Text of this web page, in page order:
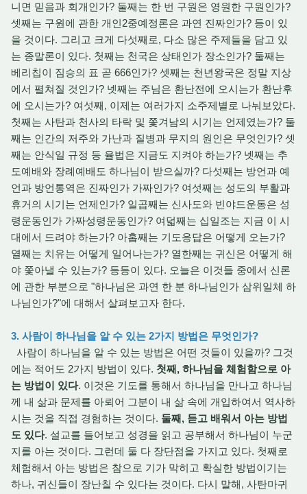
니면 믿음과 회개인가? 둘째는 한 번 구원은 영원한 구원인가?
셋째는 구원에 관한 개인2중예정론은 과연 진짜인가? 등이 있
을 것이다. 그리고 크게 다섯째로, 다소 많은 주제들을 담고 있
는 종말론이 있다. 첫째는 천국은 상태인가 장소인가? 둘째는
베리칩이 짐승의 표 곧 666인가? 셋째는 천년왕국은 정말 지상
에서 펼쳐질 것인가? 넷째는 주님은 환난전에 오시는가 환난후
에 오시는가? 여섯째, 이제는 여러가지 소주제별로 나눠보았다.
첫째는 사탄과 천사의 타락 및 쫓겨남의 시기는 언제였는가? 둘
째는 인간의 저주와 가난과 질병과 무지의 원인은 무엇인가? 셋
째는 안식일 규정 등 율법은 지금도 지켜야 하는가? 넷째는 추
도예배와 장례예배도 하나님이 받으실까? 다섯째는 방언과 예
언과 방언통역은 진짜인가 가짜인가? 여섯째는 성도의 부활과
휴거의 시기는 언제인가? 일곱째는 신사도와 빈야드운동은 성
령운동인가 가짜성령운동인가? 여덟째는 십일조는 지금 이 시
대에서 드려야 하는가? 아홉째는 기도응답은 어떻게 오는가?
열째는 치유는 어떻게 일어나는가? 열한째는 귀신은 어떻게 해
야 쫓아낼 수 있는가? 등등이 있다. 오늘은 이것들 중에서 신론
에 관한 부분으로 "하나님은 과연 한 분 하나님인가 삼위일체 하
나님인가?"에 대해서 살펴보고자 한다.
3. 사람이 하나님을 알 수 있는 2가지 방법은 무엇인가?
사람이 하나님을 알 수 있는 방법은 어떤 것들이 있을까? 그것
에는 적어도 2가지 방법이 있다. 첫째, 하나님을 체험함으로 아
는 방법이 있다. 이것은 기도를 통해서 하나님을 만나고 하나님
께 내 삶과 문제를 아뢰어 그분이 내 삶 속에 개입하여서 역사하
시는 것을 직접 경험하는 것이다. 둘째, 듣고 배워서 아는 방법
도 있다. 설교를 들어보고 성경을 읽고 공부해서 하나님이 누군
지를 아는 것이다. 그런데 둘 다 장단점을 가지고 있다. 첫째로
체험해서 아는 방법은 참으로 기가 막히고 확실한 방법이기는
하나, 귀신들이 장난칠 수 있다는 것이다. 다시 말해, 사탄마귀